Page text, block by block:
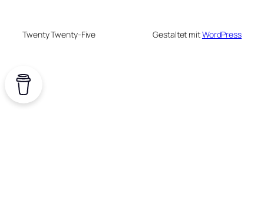
Twenty Twenty-Five Gestaltet mitWordPress